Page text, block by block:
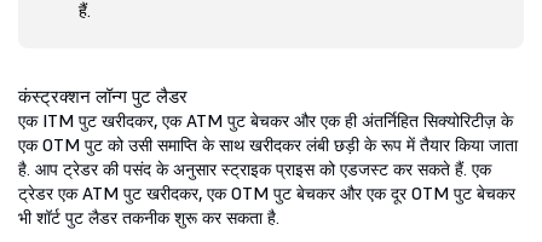
हैं.
कंस्ट्रक्शन लॉन्ग पुट लैडर
एक ITM पुट खरीदकर, एक ATM पुट बेचकर और एक ही अंतर्निहित सिक्योरिटीज़ के
एक OTM पुट को उसी समाप्ति के साथ खरीदकर लंबी छड़ी के रूप में तैयार किया जाता
है. आप ट्रेडर की पसंद के अनुसार स्ट्राइक प्राइस को एडजस्ट कर सकते हैं. एक
ट्रेडर एक ATM पुट खरीदकर, एक OTM पुट बेचकर और एक दूर OTM पुट बेचकर
भी शॉर्ट पुट लैडर तकनीक शुरू कर सकता है.